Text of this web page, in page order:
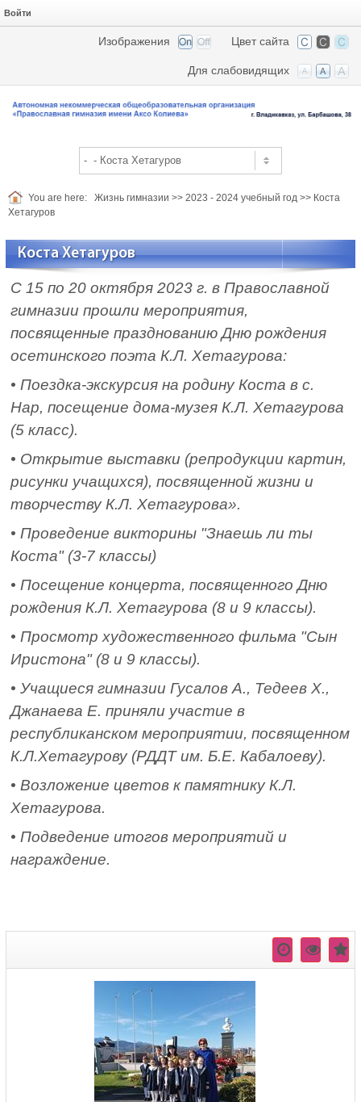
Войти
Цвет сайта
Изображения
Для слабовидящих
You are here: Жизнь гимназии >> 2023 - 2024 учебный год >> Коста
Хетагуров
Коста Хетагуров
С 15 по 20 октября 2023 г. в Православной
гимназии прошли мероприятия,
посвященные празднованию Дню рождения
осетинского поэта К.Л. Хетагурова:
• Поездка-экскурсия на родину Коста в с.
Нар, посещение дома-музея К.Л. Хетагурова
(5 класс).
• Открытие выставки (репродукции картин,
рисунки учащихся), посвященной жизни и
творчеству К.Л. Хетагурова».
• Проведение викторины "Знаешь ли ты
Коста" (3-7 классы)
• Посещение концерта, посвященного Дню
рождения К.Л. Хетагурова (8 и 9 классы).
• Просмотр художественного фильма "Сын
Иристона" (8 и 9 классы).
• Учащиеся гимназии Гусалов А., Тедеев Х.,
Джанаева Е. приняли участие в
республиканском мероприятии, посвященном
К.Л.Хетагурову (РДДТ им. Б.Е. Кабалоеву).
• Возложение цветов к памятнику К.Л.
Хетагурова.
• Подведение итогов мероприятий и
награждение.